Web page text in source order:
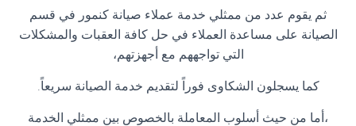
ثم يقوم عدد من ممثلي خدمة عملاء صيانة كنمور في قسم
الصيانة على مساعدة العملاء في حل كافة العقبات والمشكلات
التي تواجههم مع أجهزتهم،
كما يسجلون الشكاوى فوراً لتقديم خدمة الصيانة سريعاً.
،أما من حيث أسلوب المعاملة بالخصوص بين ممثلي الخدمة